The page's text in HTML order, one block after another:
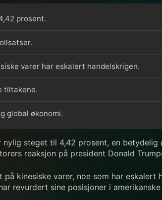
prosent.
varer har eskalert handelskrigen.
tiltakene.
global økonomi.
steget til 4,42 prosent, en
reaksjon på president Donald
kinesiske varer, noe som har eskalert
revurdert sine posisjoner i